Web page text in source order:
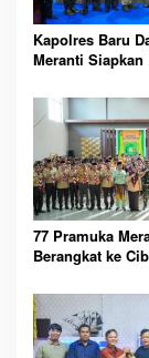
Kapolres Baru
Meranti Siapkan
77 Pramuka
Berangkat ke